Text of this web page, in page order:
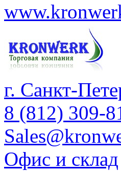
г. Санкт-
8 (812) 309-
Офис и склад